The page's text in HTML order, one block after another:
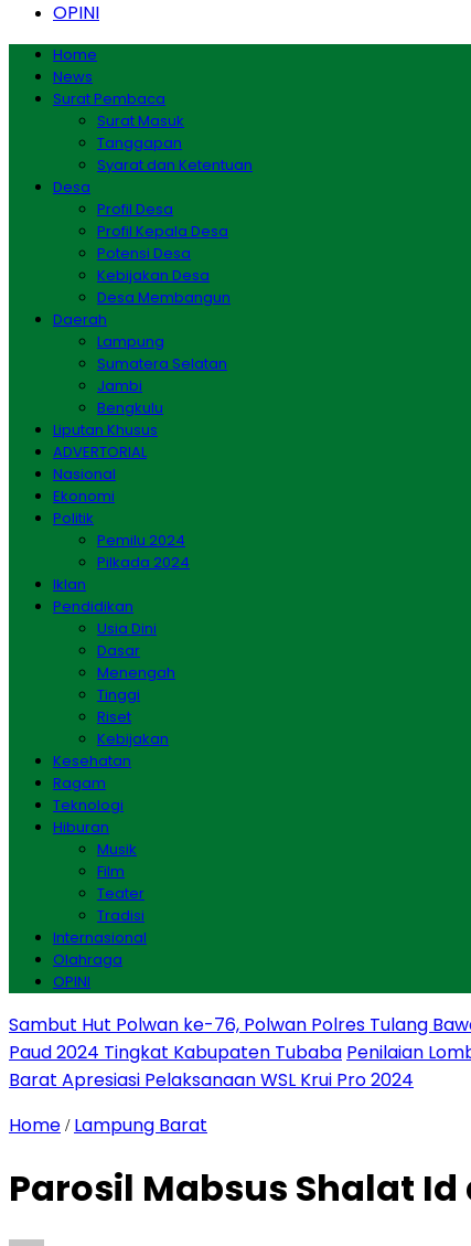
OPINI
Home
News
Surat Pembaca
Surat Masuk
Tanggapan
Syarat dan Ketentuan
Desa
Profil Desa
Profil Kepala Desa
Potensi Desa
Kebijakan Desa
Desa Membangun
Daerah
Lampung
Sumatera Selatan
Jambi
Bengkulu
Liputan Khusus
ADVERTORIAL
Nasional
Ekonomi
Politik
Pemilu 2024
Pilkada 2024
Iklan
Pendidikan
Usia Dini
Dasar
Menengah
Tinggi
Riset
Kebijakan
Kesehatan
Ragam
Teknologi
Hiburan
Musik
Film
Teater
Tradisi
Internasional
Olahraga
OPINI
Sambut Hut Polwan ke-76, Polwan Polres Tulang
Paud 2024 Tingkat Kabupaten Tubaba Penilaian
Barat Apresiasi Pelaksanaan WSL Krui Pro 2024
Home / Lampung Barat
Parosil Mabsus Shalat